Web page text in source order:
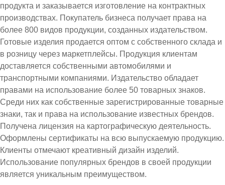
продукта и заказывается изготовление на контрактных
производствах. Покупатель бизнеса получает права на
более 800 видов продукции, созданных издательством.
Готовые изделия продается оптом с собственного склада и
в розницу через маркетплейсы. Продукция клиентам
доставляется собственными автомобилями и
транспортными компаниями. Издательство обладает
правами на использование более 50 товарных знаков.
Среди них как собственные зарегистрированные товарные
знаки, так и права на использование известных брендов.
Получена лицензия на картографическую деятельность.
Оформлены сертификаты на всю выпускаемую продукцию.
Клиенты отмечают креативный дизайн изделий.
Использование популярных брендов в своей продукции
является уникальным преимуществом.